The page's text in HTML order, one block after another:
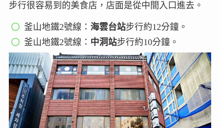
步行很容易到的美食店，店面是從中間入口進去。
釜山地鐵2號線：海雲台站步行約12分鐘。
釜山地鐵2號線： 中洞站步行約10分鐘。